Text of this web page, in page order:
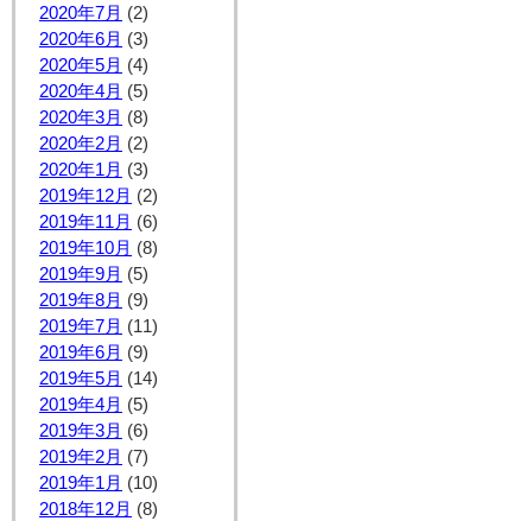
2020年7月 (2)
2020年6月 (3)
2020年5月 (4)
2020年4月 (5)
2020年3月 (8)
2020年2月 (2)
2020年1月 (3)
2019年12月 (2)
2019年11月 (6)
2019年10月 (8)
2019年9月 (5)
2019年8月 (9)
2019年7月 (11)
2019年6月 (9)
2019年5月 (14)
2019年4月 (5)
2019年3月 (6)
2019年2月 (7)
2019年1月 (10)
2018年12月 (8)